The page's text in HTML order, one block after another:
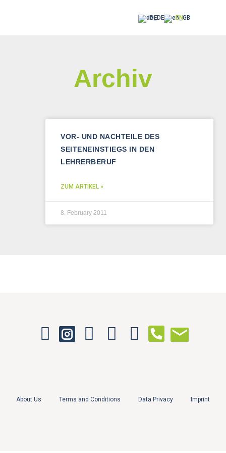
DE EN
Archiv
VOR- UND NACHTEILE DES
SEITENEINSTIEGS IN DEN
LEHRERBERUF
ZUM ARTIKEL »
8. February 2011
About Us Terms and Conditions Data Privacy Imprint